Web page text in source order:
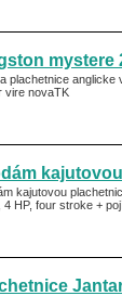
mystere
plachetnice anglicke
vire novaTK
kajutovou
4 HP, four stroke +